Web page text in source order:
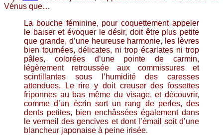
Vénus que…
La bouche féminine, pour coquettement appeler
le baiser et évoquer le désir, doit être plus petite
que grande, d’une heureuse harmonie, les lèvres
bien tournées, délicates, ni trop écarlates ni trop
pâles, colorées d’une pointe de carmin,
légèrement retroussée aux commissures et
scintillantes sous l’humidité des caresses
attendues. Le rire y doit creuser des fossettes
friponnes au bas même du visage, et découvrir,
comme d’un écrin sort un rang de perles, des
dents petites, bien enchâssées également dans
le vermeil des gencives et dont l’émail soit d’une
blancheur japonaise à peine irisée.